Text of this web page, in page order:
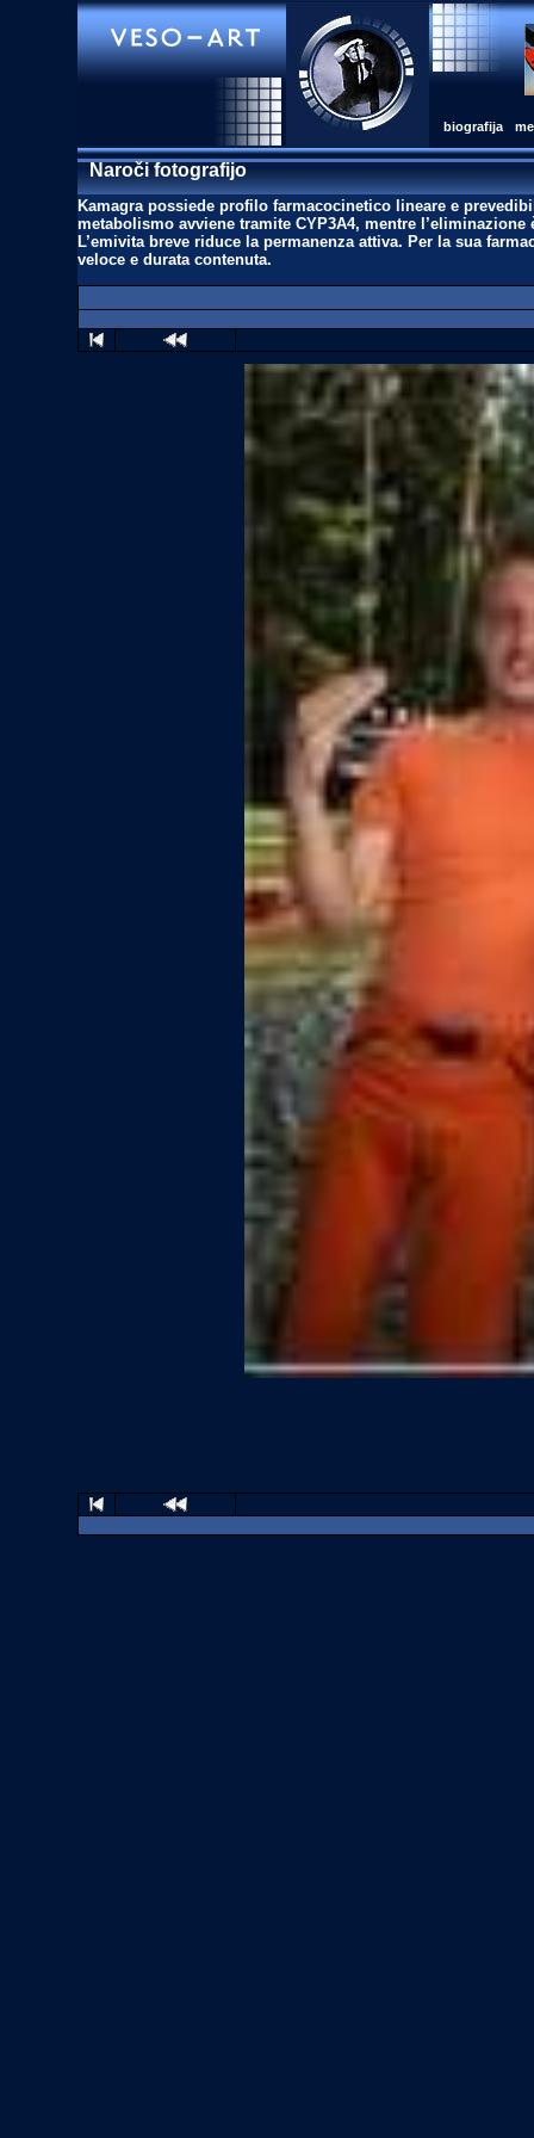
biografija
Naroči fotografijo
Kamagra possiede profilo farmacocinetico lineare e
metabolismo avviene tramite CYP3A4, mentre
L’emivita breve riduce la permanenza attiva. Per la sua
veloce e durata contenuta.